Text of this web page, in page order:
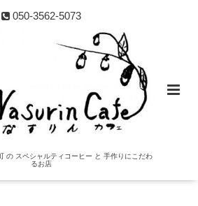
050-3562-5073
の スペシャルティコーヒー と 手作りにこだわ
るお店